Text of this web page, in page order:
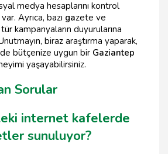
medya hesaplarını kontrol
Ayrıca, bazı gazete ve
kampanyaların duyurularına
biraz araştırma yaparak,
bütçenize uygun bir Gaziantep
yaşayabilirsiniz.
Sorular
internet kafelerde
sunuluyor?